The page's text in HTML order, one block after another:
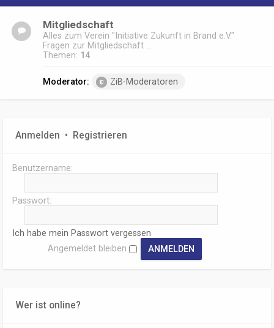
Mitgliedschaft
Alles zum Verein "Initiative Zukunft in Brand e.V."
Fragen zur Mitgliedschaft ...
Themen: 14
Moderator: ZiB-Moderatoren
Anmelden • Registrieren
Benutzername:
Passwort:
Ich habe mein Passwort vergessen
Angemeldet bleiben
Wer ist online?